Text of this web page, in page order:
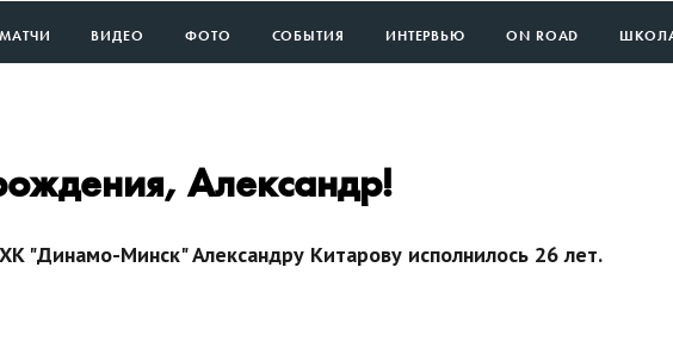
МАТЧИ ВИДЕО ФОТО СОБЫТИЯ ИНТЕРВЬЮ ON ROAD
Александр!
"Динамо-Минск" Александру Китарову исполнилось 26 лет.